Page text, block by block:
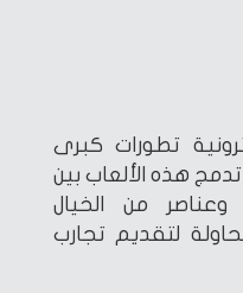
تطورات كبرى
هذه الألعاب بين
وعناصر من الخيال
لتقديم تجارب